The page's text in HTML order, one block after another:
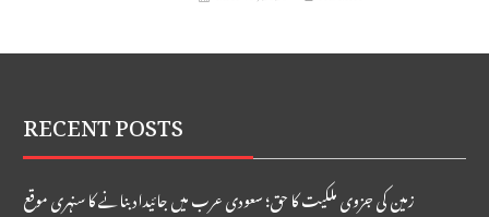
RECENT POSTS
زمین کی جزوی ملکیت کا حق؛ سعودی عرب میں جائیداد بنانے کا سنہری موقع